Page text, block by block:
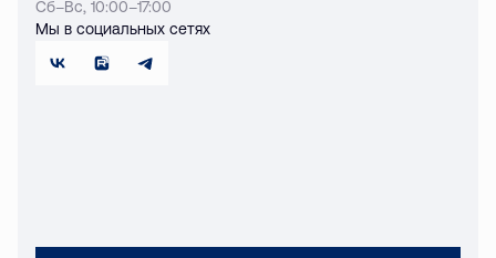
Сб–Вс, 10:00–17:00
Мы в социальных сетях